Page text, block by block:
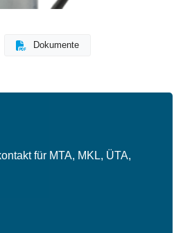
Dokumente
für MTA, MKL, ÜTA,